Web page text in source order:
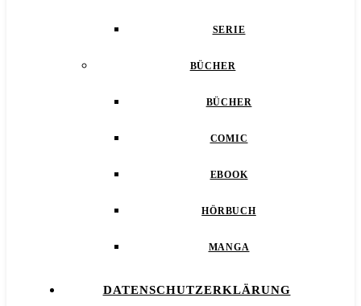
SERIE
BÜCHER
BÜCHER
COMIC
EBOOK
HÖRBUCH
MANGA
DATENSCHUTZERKLÄRUNG